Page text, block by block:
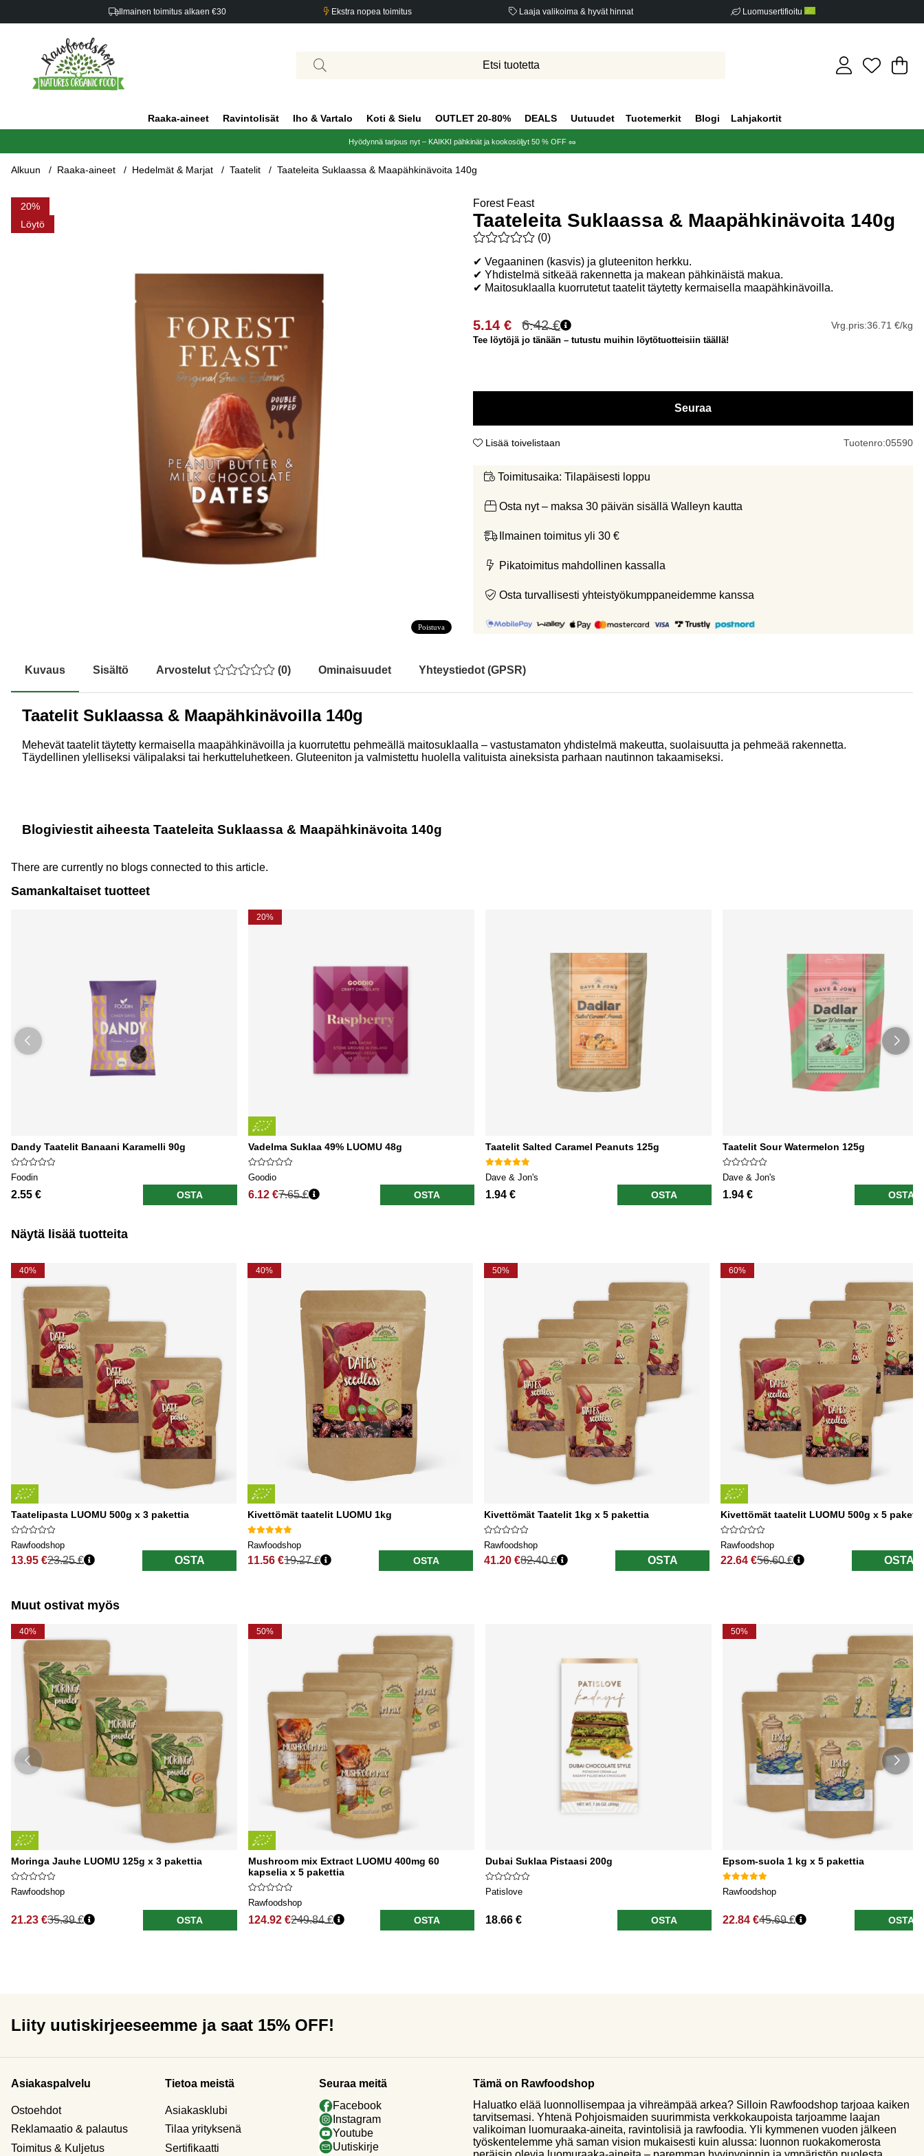
Ilmainen toimitus alkaen €30 Ekstra nopea toimitus Laaja valikoima & hyvät hinnat Luomusertifioitu
.
Raaka-aineet Ravintolisät Iho & Vartalo Koti & Sielu OUTLET 20-80% DEALS Uutuudet Tuotemerkit Blogi Lahjakortit
Hyödynnä tarjous nyt – KAIKKI pähkinät ja kookosöljyt 50 % OFF 🥜
Alkuun Raaka-aineet Hedelmät & Marjat Taatelit Taateleita Suklaassa & Maapähkinävoita 140g
Poistuva
20
Löytö
Tuotekuvat Taateleita Suklaassa & Maapähkinävoita 140g Forest Feast
Taateleita Suklaassa & Maapähkinävoita 140g
Keskiarvoluokitus 0 / 5 Arvioiden määrä 0
(0)
✔ Vegaaninen (kasvis) ja gluteeniton herkku.
✔ Yhdistelmä sitkeää rakennetta ja makean pähkinäistä makua.
✔ Maitosuklaalla kuorrutetut taatelit täytetty kermaisella maapähkinävoilla.
6.42€
5.14 € Vrg.pris:36.71 €/kg
Tee löytöjä jo tänään – tutustu muihin löytötuotteisiin täällä!
Seuraa
Lisää toivelistaan Tuotenro:05590
Toimitusaika: Tilapäisesti loppu
Osta nyt – maksa 30 päivän sisällä Walleyn kautta
Ilmainen toimitus yli 30 €
Pikatoimitus mahdollinen kassalla
Osta turvallisesti yhteistyökumppaneidemme kanssa
Kuvaus Sisältö Arvostelut (0) Ominaisuudet Yhteystiedot (GPSR)
Taatelit Suklaassa & Maapähkinävoilla 140g
Mehevät taatelit täytetty kermaisella maapähkinävoilla ja kuorrutettu pehmeällä maitosuklaalla – vastustamaton yhdistelmä makeutta, suolaisuutta ja pehmeää rakennetta.
Täydellinen ylelliseksi välipalaksi tai herkutteluhetkeen. Gluteeniton ja valmistettu huolella valituista aineksista parhaan nautinnon takaamiseksi.
Blogiviestit aiheesta Taateleita Suklaassa & Maapähkinävoita 140g
There are currently no blogs connected to this article.
Samankaltaiset tuotteet
Dandy Taatelit Banaani Karamelli 90g
Foodin
2.55 € OSTA
20%
Vadelma Suklaa 49% LUOMU 48g
Goodio
6.12 €7.65 € OSTA
Taatelit Salted Caramel Peanuts 125g
Dave & Jon's
1.94 € OSTA
Taatelit Sour Watermelon 125g
Dave & Jon's
1.94 € OSTA
Näytä lisää tuotteita
40%
Taatelipasta LUOMU 500g x 3 pakettia
Rawfoodshop
13.95 €
Normaali hinta
23.25 € OSTA
40%
Kivettömät taatelit LUOMU 1kg
Rawfoodshop
11.56 €
Normaali hinta
19.27 € OSTA
50%
Kivettömät Taatelit 1kg x 5 pakettia
Rawfoodshop
41.20 €
Normaali hinta
82.40 € OSTA
60%
Kivettömät taatelit LUOMU 500g x 5
Rawfoodshop
22.64 €
Normaali hinta
56.60 € OSTA
Muut ostivat myös
40%
Moringa Jauhe LUOMU 125g x 3 pakettia
Rawfoodshop
21.23 €35.39 € OSTA
50%
Mushroom mix Extract LUOMU 400mg 60
kapselia x 5 pakettia
Rawfoodshop
124.92 €249.84 € OSTA
Dubai Suklaa Pistaasi 200g
Patislove
18.66 € OSTA
50%
Epsom-suola 1 kg x 5 pakettia
Rawfoodshop
22.84 €45.69 € OSTA
Liity uutiskirjeeseemme ja saat 15% OFF!
Asiakaspalvelu
Ostoehdot
Reklamaatio & palautus
Toimitus & Kuljetus
Tietoa meistä
Asiakasklubi
Tilaa yrityksenä
Sertifikaatti
Seuraa meitä
Facebook
Instagram
Youtube
Uutiskirje
Tämä on Rawfoodshop
Haluatko elää luonnollisempaa ja vihreämpää arkea? Silloin Rawfoodshop tarjoaa kaiken
tarvitsemasi. Yhtenä Pohjoismaiden suurimmista verkkokaupoista tarjoamme laajan
valikoiman luomuraaka-aineita, ravintolisiä ja rawfoodia. Yli kymmenen vuoden jälkeen
työskentelemme yhä saman vision mukaisesti kuin alussa: luonnon ruokakomerosta